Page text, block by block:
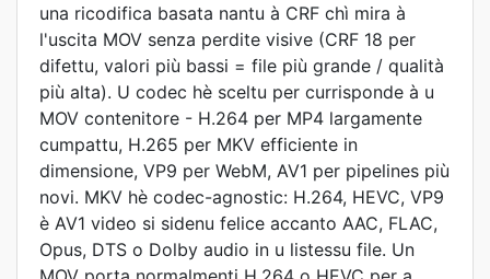
una ricodifica basata nantu à CRF chì mira à
l'uscita MOV senza perdite visive (CRF 18 per
difettu, valori più bassi = file più grande / qualità
più alta). U codec hè sceltu per currisponde à u
MOV contenitore - H.264 per MP4 largamente
cumpattu, H.265 per MKV efficiente in
dimensione, VP9 per WebM, AV1 per pipelines più
novi. MKV hè codec-agnostic: H.264, HEVC, VP9
è AV1 video si sidenu felice accanto AAC, FLAC,
Opus, DTS o Dolby audio in u listessu file. Un